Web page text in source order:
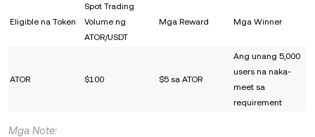
Eligible na Token
Spot Trading
Volume ng
ATOR/USDT
Mga Reward Mga Winner
ATOR $100 $5 sa ATOR
Ang unang 5,000
users na naka-
meet sa
requirement
Mga Note: